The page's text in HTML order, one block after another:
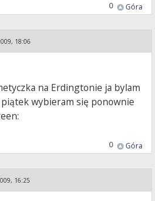
Góra
0
18:06
na Erdingtonie ja bylam
wybieram się ponownie
Góra
0
16:25